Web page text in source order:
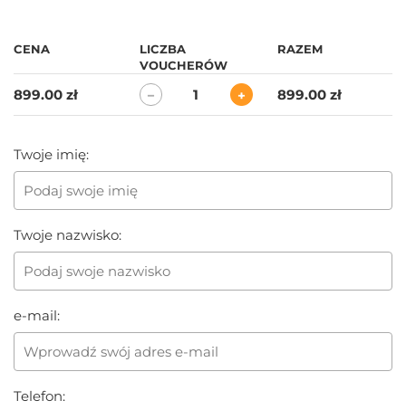
CENA
LICZBA
VOUCHERÓW
RAZEM
899.00 zł − 1 + 899.00 zł
Twoje imię:
Twoje nazwisko:
e-mail:
Telefon: